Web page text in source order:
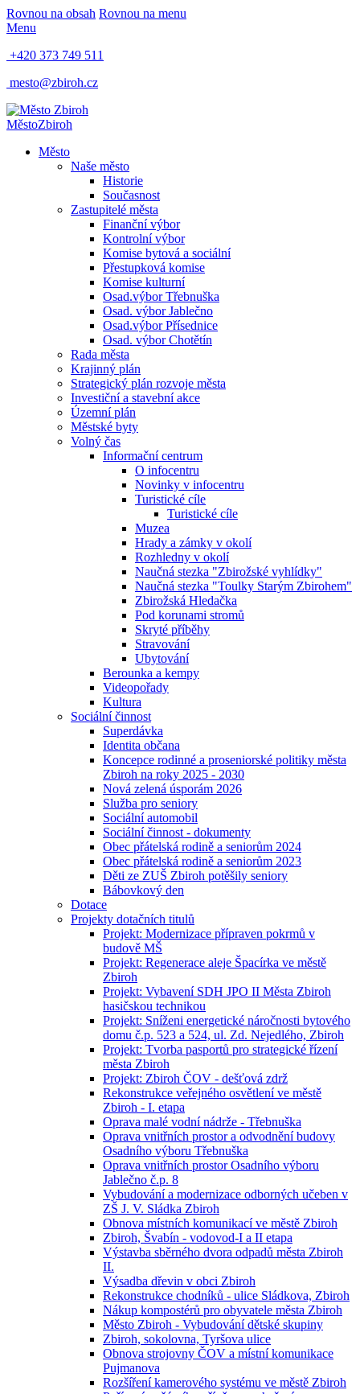
Rovnou na obsah Rovnou na menu
Menu
+420 373 749 511
mesto@zbiroh.cz
MěstoZbiroh
Město
Naše město
Historie
Současnost
Zastupitelé města
Finanční výbor
Kontrolní výbor
Komise bytová a sociální
Přestupková komise
Komise kulturní
Osad.výbor Třebnuška
Osad. výbor Jablečno
Osad.výbor Přísednice
Osad. výbor Chotětín
Rada města
Krajinný plán
Strategický plán rozvoje města
Investiční a stavební akce
Územní plán
Městské byty
Volný čas
Informační centrum
O infocentru
Novinky v infocentru
Turistické cíle
Turistické cíle
Muzea
Hrady a zámky v okolí
Rozhledny v okolí
Naučná stezka "Zbirožské vyhlídky"
Naučná stezka "Toulky Starým Zbirohem"
Zbirožská Hledačka
Pod korunami stromů
Skryté příběhy
Stravování
Ubytování
Berounka a kempy
Videopořady
Kultura
Sociální činnost
Superdávka
Identita občana
Koncepce rodinné a proseniorské politiky města
Zbiroh na roky 2025 - 2030
Nová zelená úsporám 2026
Služba pro seniory
Sociální automobil
Sociální činnost - dokumenty
Obec přátelská rodině a seniorům 2024
Obec přátelská rodině a seniorům 2023
Děti ze ZUŠ Zbiroh potěšily seniory
Bábovkový den
Dotace
Projekty dotačních titulů
Projekt: Modernizace přípraven pokrmů v
budově MŠ
Projekt: Regenerace aleje Špacírka ve městě
Zbiroh
Projekt: Vybavení SDH JPO II Města Zbiroh
hasičskou technikou
Projekt: Sníženi energetické náročnosti bytového
domu č.p. 523 a 524, ul. Zd. Nejedlého, Zbiroh
Projekt: Tvorba pasportů pro strategické řízení
města Zbiroh
Projekt: Zbiroh ČOV - dešťová zdrž
Rekonstrukce veřejného osvětlení ve městě
Zbiroh - I. etapa
Oprava malé vodní nádrže - Třebnuška
Oprava vnitřních prostor a odvodnění budovy
Osadního výboru Třebnuška
Oprava vnitřních prostor Osadního výboru
Jablečno č.p. 8
Vybudování a modernizace odborných učeben v
ZŠ J. V. Sládka Zbiroh
Obnova místních komunikací ve městě Zbiroh
Zbiroh, Švabín - vodovod-I a II etapa
Výstavba sběrného dvora odpadů města Zbiroh
II.
Výsadba dřevin v obci Zbiroh
Rekonstrukce chodníků - ulice Sládkova, Zbiroh
Nákup kompostérů pro obyvatele města Zbiroh
Město Zbiroh - Vybudování dětské skupiny
Zbiroh, sokolovna, Tyršova ulice
Obnova strojovny ČOV a místní komunikace
Pujmanova
Rozšíření kamerového systému ve městě Zbiroh